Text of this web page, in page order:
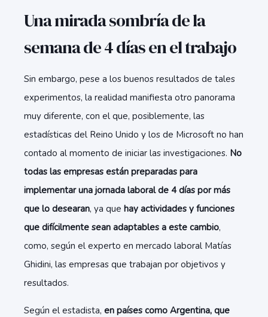
Una mirada sombría de la
semana de 4 días en el trabajo
Sin embargo, pese a los buenos resultados de tales
experimentos, la realidad manifiesta otro panorama
muy diferente, con el que, posiblemente, las
estadísticas del Reino Unido y los de Microsoft no han
contado al momento de iniciar las investigaciones. No
todas las empresas están preparadas para
implementar una jornada laboral de 4 días por más
que lo desearan, ya que hay actividades y funciones
que difícilmente sean adaptables a este cambio,
como, según el experto en mercado laboral Matías
Ghidini, las empresas que trabajan por objetivos y
resultados.
Según el estadista, en países como Argentina, que